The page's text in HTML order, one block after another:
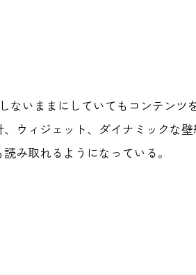
ないままにしていてもコンテンツ
ウィジェット、ダイナミックな
み取れるようになっている。